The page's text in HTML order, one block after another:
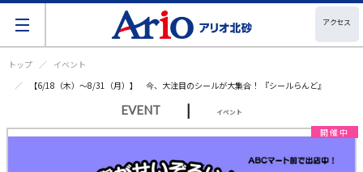
アクセス
トップ
イベント
【6/18（木）～8/31（月）】 今、大注目のシールが大集合！ 『シールらんど』
EVENT | イベント